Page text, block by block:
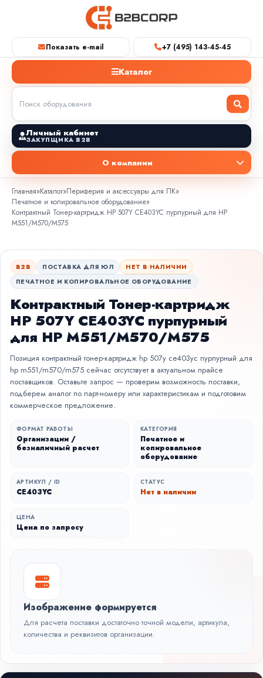
Показать e-mail +7 (495) 143-45-45
Каталог
Личный кабинет
ЗАКУПЩИКА B2B
О компании
Главная»Каталог»Периферия и аксессуары для ПК»
Печатное и копировальное оборудование»
Контрактный Тонер-картридж HP 507Y CE403YC пурпурный для HP
M551/M570/M575
B2B ПОСТАВКА ДЛЯ ЮЛ
НЕТ В НАЛИЧИИ
ПЕЧАТНОЕ И КОПИРОВАЛЬНОЕ ОБОРУДОВАНИЕ
Контрактный Тонер-картридж
HP 507Y CE403YC пурпурный
для HP M551/M570/M575
Позиция контрактный тонер-картридж hp 507y ce403yc пурпурный для
hp m551/m570/m575 сейчас отсутствует в актуальном прайсе
поставщиков. Оставьте запрос — проверим возможность поставки,
подберем аналог по парт-номеру или характеристикам и подготовим
коммерческое предложение.
ФОРМАТ РАБОТЫ
Организации /
безналичный расчет
КАТЕГОРИЯ
Печатное и
копировальное
оборудование
АРТИКУЛ / ID
CE403YC
СТАТУС
Нет в наличии
ЦЕНА
Цена по запросу
Изображение формируется
Для расчета поставки достаточно точной модели, артикула,
количества и реквизитов организации.